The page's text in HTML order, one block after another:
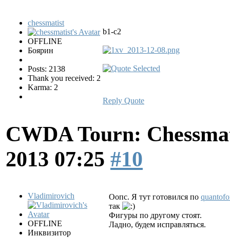
chessmatist
OFFLINE
Боярин
Posts: 2138
Thank you received: 2
Karma: 2
b1-c2
Reply Quote
CWDA Tourn:
2013 07:25 #10
Vladimirovich
OFFLINE
Инквизитор
Оопс. Я тут готовился по
так
Фигуры по другому стоят.
Ладно, будем исправляться.